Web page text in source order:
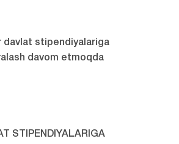
davlat stipendiyalariga
davom etmoqda
STIPENDIYALARIGA